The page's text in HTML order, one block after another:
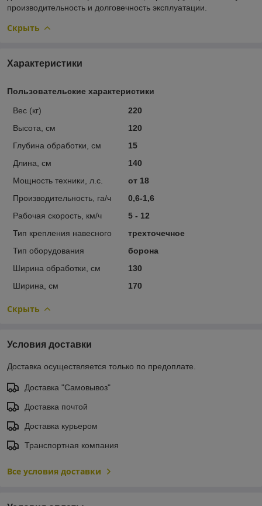
производительность и долговечность эксплуатации.
Скрыть
Характеристики
Пользовательские характеристики
Вес (кг)
220
Высота, см
120
Глубина обработки, см
15
Длина, см
140
Мощность техники, л.с.
от 18
Производительность, га/ч
0,6-1,6
Рабочая скорость, км/ч
5 - 12
Тип крепления навесного
трехточечное
Тип оборудования
борона
Ширина обработки, см
130
Ширина, см
170
Скрыть
Условия доставки
Доставка осуществляется только по предоплате.
Доставка "Самовывоз"
Доставка почтой
Доставка курьером
Транспортная компания
Все условия доставки